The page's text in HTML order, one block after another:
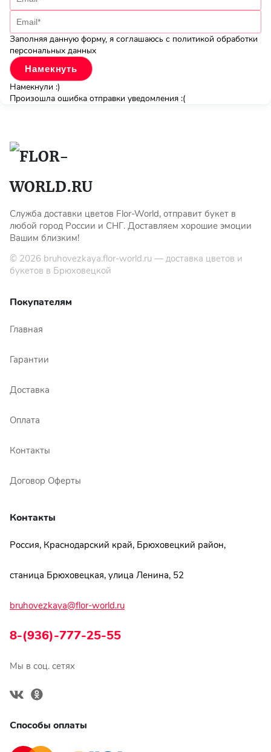
Заполняя данную форму, я соглашаюсь с политикой обработки
персональных данных
Намекнули :)
Произошла ошибка отправки уведомления :(
Служба доставки цветов Flor-World, отправит букет в
любой город России и СНГ. Доставляем хорошие эмоции
Вашим близким!
© 2026 bruhovezkaya.flor-world.ru — доставка цветов и
букетов в Брюховецкой
Покупателям
Главная
Гарантии
Доставка
Оплата
Контакты
Договор Оферты
Контакты
Россия, Краснодарский край, Брюховецкий район,
станица Брюховецкая, улица Ленина, 52
bruhovezkaya@flor-world.ru
8-(936)-777-25-55
Мы в соц. сетях
Способы оплаты